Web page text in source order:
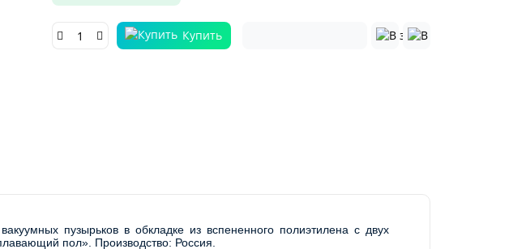
Купить
пузырьков в обкладке из вспененного полиэтилена с двух
пол». Производство: Россия.